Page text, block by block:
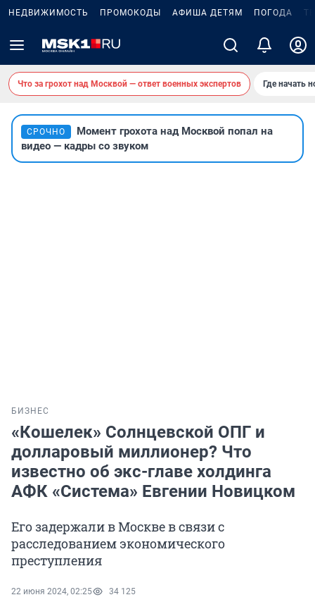
НЕДВИЖИМОСТЬ ПРОМОКОДЫ АФИША ДЕТЯМ ПОГОДА
Что за грохот над Москвой — ответ военных экспертов Где начать
СРОЧНО
Момент грохота над Москвой попал на
видео — кадры со звуком
БИЗНЕС
«Кошелек» Солнцевской ОПГ и
долларовый миллионер? Что
известно об экс-главе холдинга
АФК «Система» Евгении Новицком
Его задержали в Москве в связи с
расследованием экономического
преступления
22 июня 2024, 02:25 34 125